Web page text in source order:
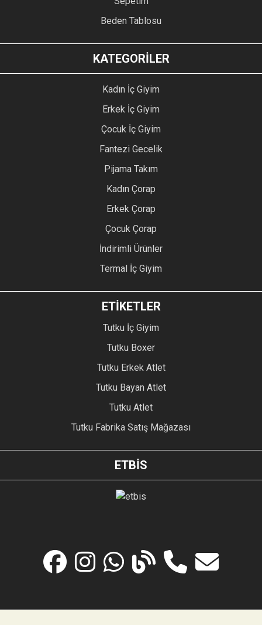
Beden Tablosu
KATEGORİLER
Kadın İç Giyim
Erkek İç Giyim
Çocuk İç Giyim
Fantezi Gecelik
Pijama Takım
Kadın Çorap
Erkek Çorap
Çocuk Çorap
İndirimli Ürünler
Termal İç Giyim
ETİKETLER
Tutku İç Giyim
Tutku Boxer
Tutku Erkek Atlet
Tutku Bayan Atlet
Tutku Atlet
Tutku Fabrika Satış Mağazası
ETBİS